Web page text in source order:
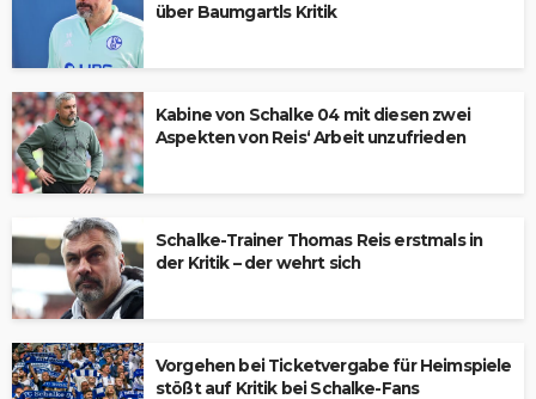
über Baumgartls Kritik
Kabine von Schalke 04 mit diesen zwei
Aspekten von Reis‘ Arbeit unzufrieden
Schalke-Trainer Thomas Reis erstmals in
der Kritik – der wehrt sich
Vorgehen bei Ticketvergabe für Heimspiele
stößt auf Kritik bei Schalke-Fans